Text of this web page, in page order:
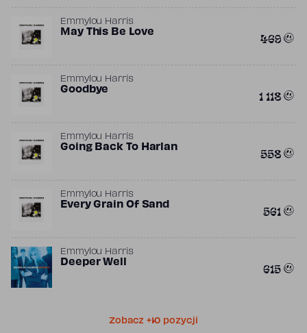
Emmylou Harris
May This Be Love 469
Emmylou Harris
Goodbye 1 118
Emmylou Harris
Going Back To Harlan 558
Emmylou Harris
Every Grain Of Sand 561
Emmylou Harris
Deeper Well 615
Zobacz +10 pozycji